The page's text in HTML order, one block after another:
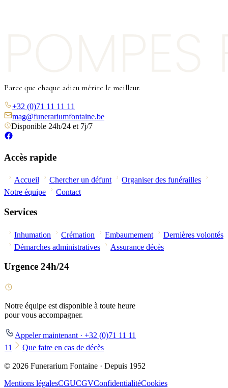
Parce que chaque adieu mérite le meilleur.
+32 (0)71 11 11 11
mag@funerariumfontaine.be
Disponible 24h/24 et 7j/7
Accès rapide
Accueil Chercher un défunt
Organiser des funérailles
Notre équipe
Contact
Services
Inhumation Crémation Embaumement
Dernières volontés
Démarches administratives
Assurance décès
Urgence 24h/24
Notre équipe est disponible à toute heure
pour vous accompagner.
Appeler maintenant · +32 (0)71 11 11
11
Que faire en cas de décès
© 2026 Funerarium Fontaine · Depuis 1952
Mentions légalesCGUCGVConfidentialitéCookies